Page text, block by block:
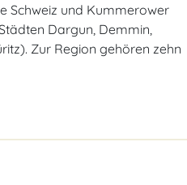
Schweiz und Kummerower
Dargun, Demmin,
Zur Region gehören zehn